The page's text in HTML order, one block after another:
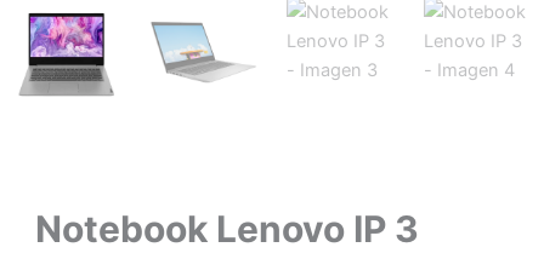
Notebook Lenovo IP 3